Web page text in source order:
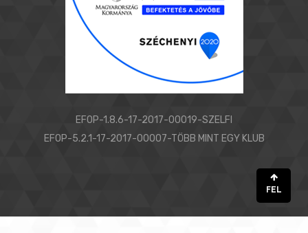
EFOP-1.8.6-17-2017-00019-SZELFI
EFOP-5.2.1-17-2017-00007-TÖBB MINT EGY KLUB
FEL